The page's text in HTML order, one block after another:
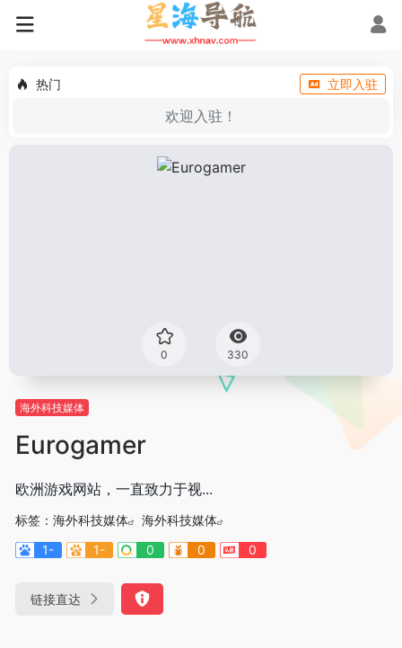
热门 立即入驻
欢迎入驻！
0 330
海外科技媒体
Eurogamer
欧洲游戏网站，一直致力于视...
标签： 海外科技媒体
海外科技媒体
1-
1- 0 0 0
链接直达